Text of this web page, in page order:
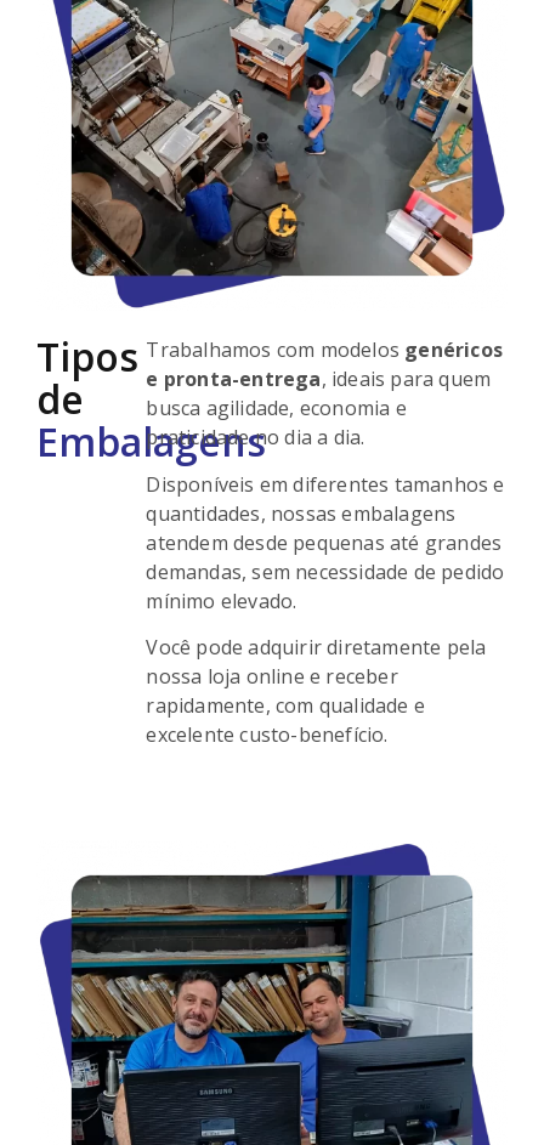
Tipos
de
Embalagens
Trabalhamos com modelos genéricos
e pronta-entrega, ideais para quem
busca agilidade, economia e
praticidade no dia a dia.
Disponíveis em diferentes tamanhos e
quantidades, nossas embalagens
atendem desde pequenas até grandes
demandas, sem necessidade de pedido
mínimo elevado.
Você pode adquirir diretamente pela
nossa loja online e receber
rapidamente, com qualidade e
excelente custo-benefício.